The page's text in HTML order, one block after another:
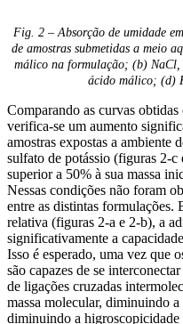
Fig. 2 – Absorção de umidade
de amostras submetidas a meio
málico na formulação; (b) NaCl,
ácido málico; (d)
Comparando as curvas
verifica-se um aumento
amostras expostas a ambiente
sulfato de potássio (figuras 2-c
superior a 50% à sua massa
Nessas condições não foram
entre as distintas formulações.
relativa (figuras 2-a e 2-b), a
significativamente a
Isso é esperado, uma vez que
são capazes de se
de ligações cruzadas
massa molecular, diminuindo
diminuindo a